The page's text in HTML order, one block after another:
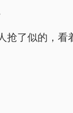
了似的，看